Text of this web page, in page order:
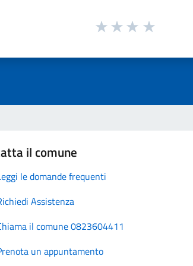
il comune
le domande frequenti
Assistenza
il comune 0823604411
un appuntamento